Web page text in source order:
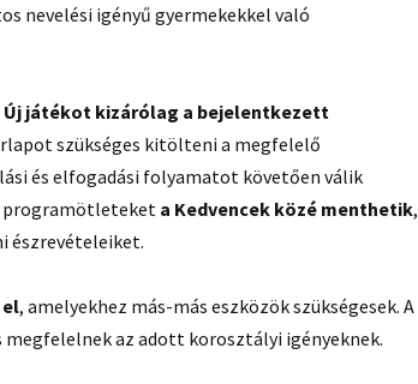
nevelési igényű gyermekekkel való
Új játékot kizárólag a bejelentkezett
szükséges kitölteni a megfelelő
és elfogadási folyamatot követően válik
programötleteket a Kedvencek közé menthetik,
észrevételeiket.
el, amelyekhez más-más eszközök szükségesek. A
az adott korosztályi igényeknek.